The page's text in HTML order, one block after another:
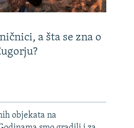
a šta se zna o
objekata na